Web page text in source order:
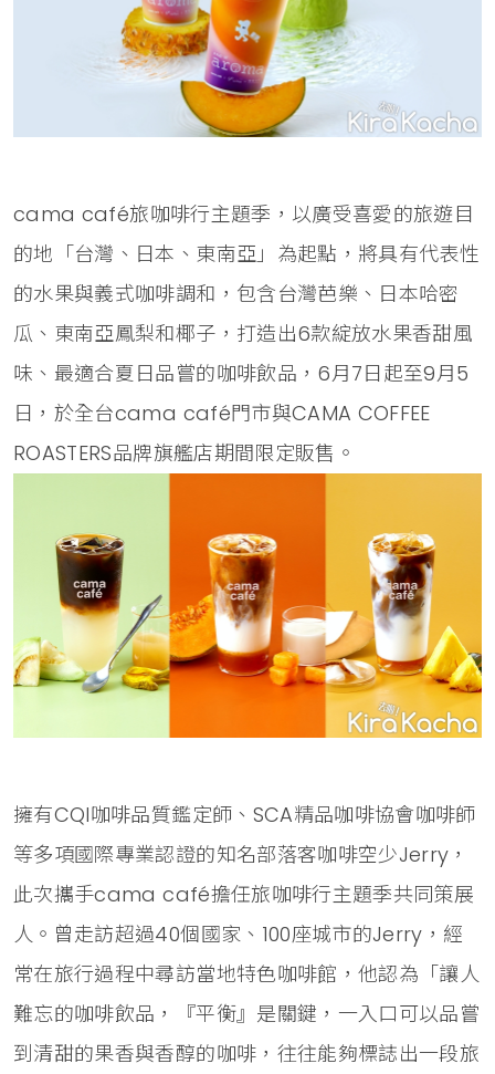
cama café旅咖啡行主題季，以廣受喜愛的旅遊目
的地「台灣、日本、東南亞」為起點，將具有代表性
的水果與義式咖啡調和，包含台灣芭樂、日本哈密
瓜、東南亞鳳梨和椰子，打造出6款綻放水果香甜風
味、最適合夏日品嘗的咖啡飲品，6月7日起至9月5
日，於全台cama café門市與CAMA COFFEE
ROASTERS品牌旗艦店期間限定販售。
擁有CQI咖啡品質鑑定師、SCA精品咖啡協會咖啡師
等多項國際專業認證的知名部落客咖啡空少Jerry，
此次攜手cama café擔任旅咖啡行主題季共同策展
人。曾走訪超過40個國家、100座城市的Jerry，經
常在旅行過程中尋訪當地特色咖啡館，他認為「讓人
難忘的咖啡飲品，『平衡』是關鍵，一入口可以品嘗
到清甜的果香與香醇的咖啡，往往能夠標誌出一段旅